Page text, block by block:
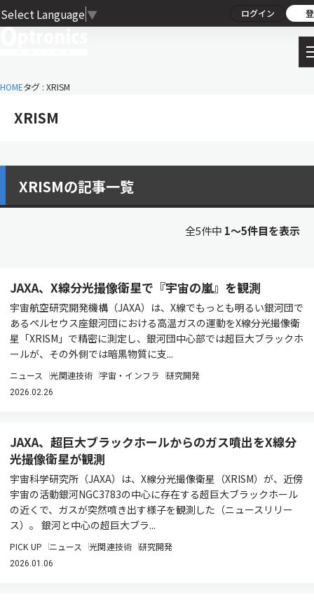
Select Language ▼ ログイン
HOMEタグ : XRISM
XRISM
XRISMの記事一覧
全5件中 1〜5件目を表示
JAXA、X線分光撮像衛星で『宇宙の嵐』を観測
宇宙航空研究開発機構（JAXA）は、X線でもっとも明るい銀河団で
あるペルセウス座銀河団における高温ガスの運動をX線分光撮像衛
星「XRISM」で精密に測定し、銀河団中心部では超巨大ブラックホ
ールが、その外側では暗黒物質に支...
ニュース 光関連技術 宇宙・インフラ 研究開発
2026.02.26
JAXA、超巨大ブラックホールからのガス噴出をX線分
光撮像衛星が観測
宇宙科学研究所（JAXA）は、X線分光撮像衛星（XRISM）が、近傍
宇宙の活動銀河NGC3783の中心に存在する超巨大ブラックホール
の近くで、ガスが突然噴き出す様子を観測した（ニュースリリー
ス）。 銀河と中心の超巨大ブラ...
PICK UP ニュース 光関連技術 研究開発
2026.01.06